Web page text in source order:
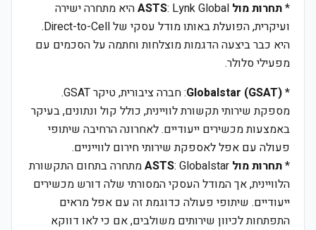
*תחרות מול ASTS
: Lynk Global היא מתחרה ישירה
ועיקרית, הפועלת באותו מודל עסקי של Direct-to-Cell.
היא כבר ביצעה הדגמות מוצלחות וחתמה על הסכמים עם
מפעילי סלולר.
*
Globalstar (GSAT)
: חברה ציבורית, טיקר GSAT.
מספקת שירותי תקשורת לוויינית, כולל קול ונתונים, בעיקר
באמצעות מכשירים ייעודיים. לאחרונה הרחיבה שיתופי
פעולה עם אפל לאספקת שירותי חירום לווייניים.
*תחרות מול ASTS
: Globalstar מתחרה בתחום התקשורת
הלוויינית, אך המודל העסקי המסורתי שלה דורש מכשירים
ייעודיים. שיתופי פעולה כדוגמת זה עם אפל מראים
התפתחות לכיוון שירותים משולבים, אם כי לאו דווקא